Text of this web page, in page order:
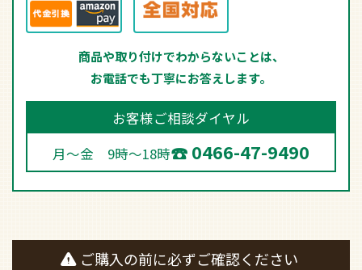
商品や取り付けでわからないことは、
お電話でも丁寧にお答えします。
お客様ご相談ダイヤル
月～金 9時～18時
0466-47-9490
ご購入の前に必ずご確認ください